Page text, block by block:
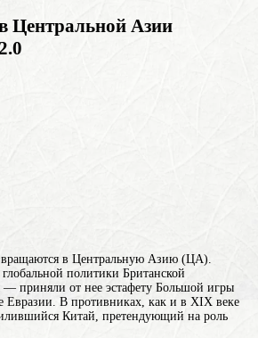
Центральной Азии
в Центральную Азию (ЦА).
политики Британской
приняли от нее эстафету Большой игры
Евразии. В противниках, как и в XIX веке
Китай, претендующий на роль